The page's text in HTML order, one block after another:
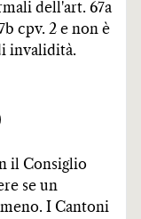
dell'art. 67a
cpv. 2 e non è
invalidità.
il Consiglio
se un
I Cantoni